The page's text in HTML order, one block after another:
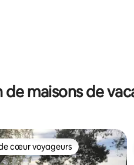
de maisons de
cœur voyageurs les plus
cœur voyageurs